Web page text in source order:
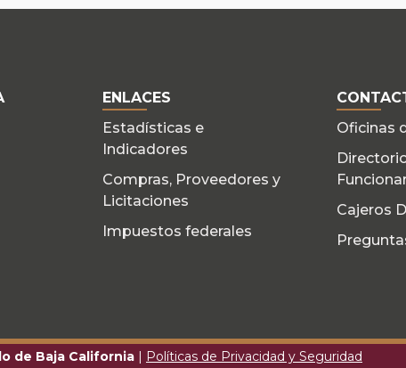
ENLACES
Estadísticas e
Indicadores
Compras, Proveedores y
Licitaciones
Impuestos federales
Oficinas
Cajeros
de Baja California | Políticas de Privacidad y Seguridad